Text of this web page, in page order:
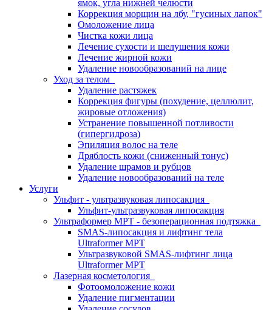
ямок, угла нижней челюсти
Коррекция морщин на лбу, "гусиных лапок"
Омоложение лица
Чистка кожи лица
Лечение сухости и шелушения кожи
Лечение жирной кожи
Удаление новообразований на лице
Уход за телом
Удаление растяжек
Коррекция фигуры (похудение, целлюлит,
жировые отложения)
Устранение повышенной потливости
(гипергидроза)
Эпиляция волос на теле
Дряблость кожи (сниженный тонус)
Удаление шрамов и рубцов
Удаление новообразований на теле
Услуги
Ульфит - ультразвуковая липосакция
Ульфит-ультразвуковая липосакция
Ультраформер МРТ - безоперационная подтяжка
SMAS-липосакция и лифтинг тела
Ultraformer MPT
Ультразвуковой SMAS-лифтинг лица
Ultraformer МРТ
Лазерная косметология
Фотоомоложение кожи
Удаление пигментации